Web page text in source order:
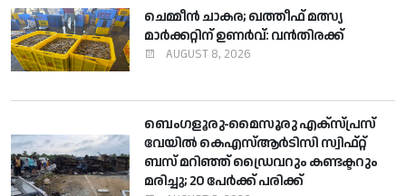
ചെമ്മീന്‍ ചാകര; ഖത്തീഫ് മത്സ്യ
മാര്‍ക്കറ്റിന് ഉണര്‍വ്: വന്‍തിരക്ക്
AUGUST 8, 2026
ബെംഗളൂരു-മൈസൂരു എക്‌സ്പ്രസ്
വേയില്‍ കെഎസ്ആര്‍ടിസി സ്വിഫ്റ്റ്
ബസ് മറിഞ്ഞ് ഡ്രൈവറും കണ്ടക്ടറും
മരിച്ചു; 20 പേര്‍ക്ക് പരിക്ക്